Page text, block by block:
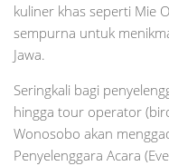
kuliner khas seperti Mie
sempurna untuk
Jawa.
Seringkali bagi
hingga tour operator
Wonosobo akan
Penyelenggara Acara